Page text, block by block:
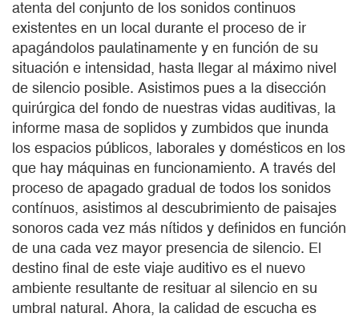
atenta del conjunto de los sonidos continuos
existentes en un local durante el proceso de ir
apagándolos paulatinamente y en función de su
situación e intensidad, hasta llegar al máximo nivel
de silencio posible. Asistimos pues a la disección
quirúrgica del fondo de nuestras vidas auditivas, la
informe masa de soplidos y zumbidos que inunda
los espacios públicos, laborales y domésticos en los
que hay máquinas en funcionamiento. A través del
proceso de apagado gradual de todos los sonidos
contínuos, asistimos al descubrimiento de paisajes
sonoros cada vez más nítidos y definidos en función
de una cada vez mayor presencia de silencio. El
destino final de este viaje auditivo es el nuevo
ambiente resultante de resituar al silencio en su
umbral natural. Ahora, la calidad de escucha es